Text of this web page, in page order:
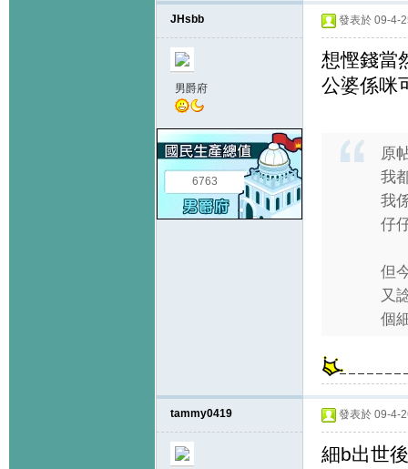
JHsbb
男爵府
6763
發表於 09-4-
想慳錢當
公婆係咪
原
我
我
仔
但
又
個
tammy0419 發表於 09-4-
細b出世